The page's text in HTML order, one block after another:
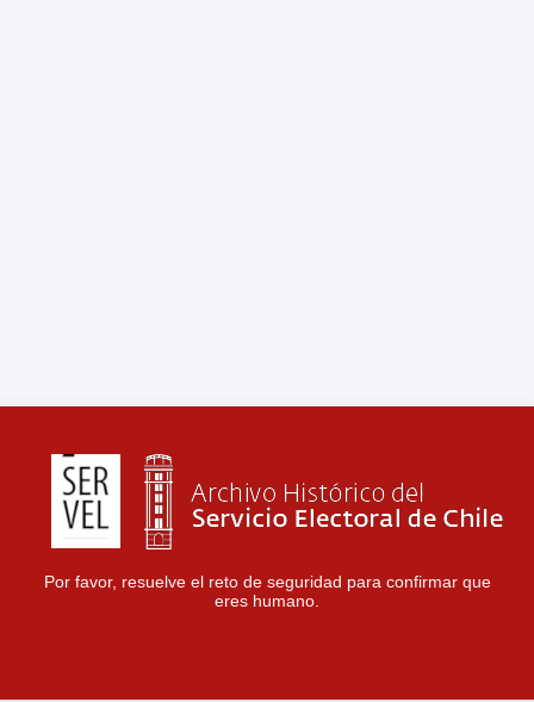
Por favor, resuelve el reto de seguridad para confirmar que
eres humano.